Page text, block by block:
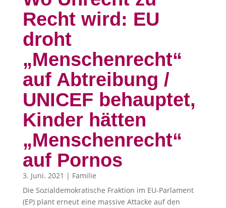
Recht wird: EU
droht
„Menschenrecht“
auf Abtreibung /
UNICEF behauptet,
Kinder hätten
„Menschenrecht“
auf Pornos
3. Juni. 2021 | Familie
Die Sozialdemokratische Fraktion im EU-Parlament
(EP) plant erneut eine massive Attacke auf den